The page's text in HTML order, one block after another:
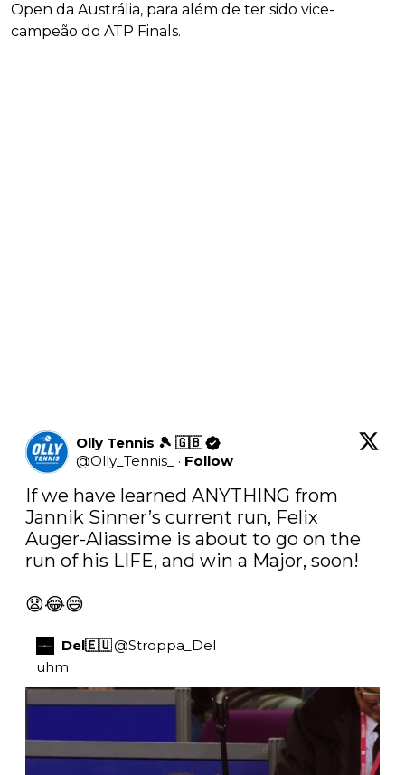
Open da Austrália, para além de ter sido vice-
campeão do ATP Finals.
Olly Tennis 🎾 🇬🇧
@Olly_Tennis_ · Follow
If we have learned ANYTHING from
Jannik Sinner’s current run, Felix
Auger-Aliassime is about to go on the
run of his LIFE, and win a Major, soon!
😧😂😅
Del🇪🇺@Stroppa_Del
uhm